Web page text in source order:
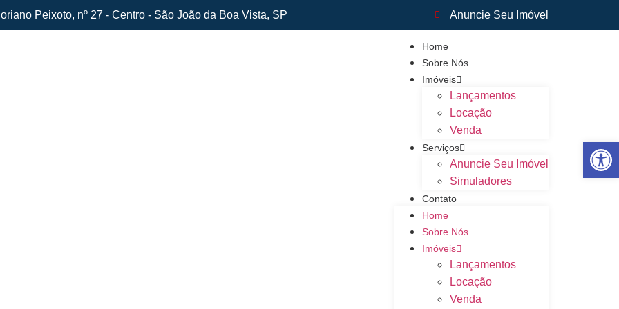
Peixoto, nº 27 - Centro - São João da Boa Vista, SP Anuncie Seu Imóvel
Home
Sobre Nós
Imóveis
Lançamentos
Locação
Venda
Serviços
Anuncie Seu Imóvel
Simuladores
Contato
Home
Sobre Nós
Imóveis
Lançamentos
Locação
Venda
Abrir